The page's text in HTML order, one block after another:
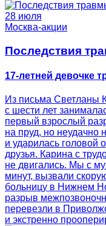
28 июля
Москва-акции
Последствия
17-летней девочке
Из письма Светланы
с шести лет
первый взрослый
на пруд, но неудачно
и ударилась головой
друзья. Карина с
не двигались. Мы с
минут, вызвали
больницу в Нижнем
разрыв
перевезли в
и экстренно